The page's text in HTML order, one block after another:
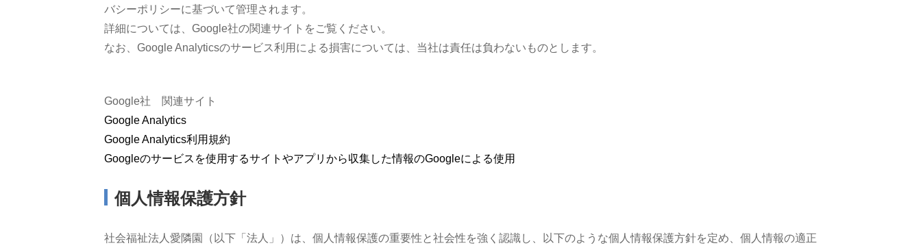
バシーポリシーに基づいて管理されます。
詳細については、Google社の関連サイトをご覧ください。
なお、Google Analyticsのサービス利用による損害については、当社は責任は負わないものとします。
Google社 関連サイト
Google Analytics
Google Analytics利用規約
Googleのサービスを使用するサイトやアプリから収集した情報のGoogleによる使用
個人情報保護方針
社会福祉法人愛隣園（以下「法人」）は、個人情報保護の重要性と社会性を強く認識し、以下のような個人情報保護方針を定め、個人情報の適正